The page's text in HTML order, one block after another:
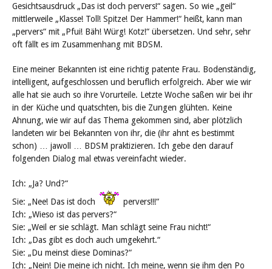
Gesichtsausdruck „Das ist doch pervers!“ sagen. So wie „geil“
mittlerweile „Klasse! Toll! Spitze! Der Hammer!“ heißt, kann man
„pervers“ mit „Pfui! Bäh! Würg! Kotz!“ übersetzen. Und sehr, sehr
oft fällt es im Zusammenhang mit BDSM.
Eine meiner Bekannten ist eine richtig patente Frau. Bodenständig,
intelligent, aufgeschlossen und beruflich erfolgreich. Aber wie wir
alle hat sie auch so ihre Vorurteile. Letzte Woche saßen wir bei ihr
in der Küche und quatschten, bis die Zungen glühten. Keine
Ahnung, wie wir auf das Thema gekommen sind, aber plötzlich
landeten wir bei Bekannten von ihr, die (ihr ahnt es bestimmt
schon) … jawoll … BDSM praktizieren. Ich gebe den darauf
folgenden Dialog mal etwas vereinfacht wieder.
Ich: „Ja? Und?“
Sie: „Nee! Das ist doch
pervers!!!“
Ich: „Wieso ist das pervers?“
Sie: „Weil er sie schlägt. Man schlägt seine Frau nicht!“
Ich: „Das gibt es doch auch umgekehrt.“
Sie: „Du meinst diese Dominas?“
Ich: „Nein! Die meine ich nicht. Ich meine, wenn sie ihm den Po